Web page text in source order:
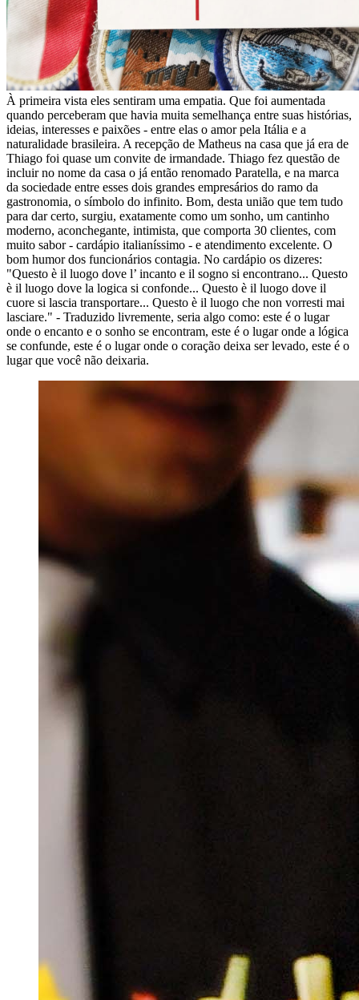
À primeira vista eles sentiram uma empatia. Que foi aumentada
quando perceberam que havia muita semelhança entre suas histórias,
ideias, interesses e paixões - entre elas o amor pela Itália e a
naturalidade brasileira. A recepção de Matheus na casa que já era de
Thiago foi quase um convite de irmandade. Thiago fez questão de
incluir no nome da casa o já então renomado Paratella, e na marca
da sociedade entre esses dois grandes empresários do ramo da
gastronomia, o símbolo do infinito. Bom, desta união que tem tudo
para dar certo, surgiu, exatamente como um sonho, um cantinho
moderno, aconchegante, intimista, que comporta 30 clientes, com
muito sabor - cardápio italianíssimo - e atendimento excelente. O
bom humor dos funcionários contagia. No cardápio os dizeres:
"Questo è il luogo dove l’ incanto e il sogno si encontrano... Questo
è il luogo dove la logica si confonde... Questo è il luogo dove il
cuore si lascia transportare... Questo è il luogo che non vorresti mai
lasciare." - Traduzido livremente, seria algo como: este é o lugar
onde o encanto e o sonho se encontram, este é o lugar onde a lógica
se confunde, este é o lugar onde o coração deixa ser levado, este é o
lugar que você não deixaria.